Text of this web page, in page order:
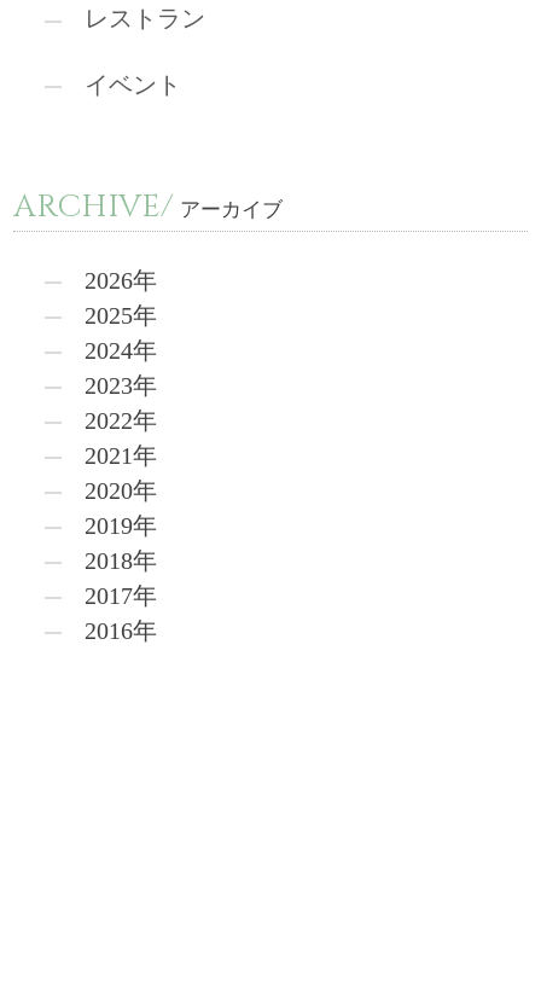
レストラン
イベント
ARCHIVE/ アーカイブ
2026年
2025年
2024年
2023年
2022年
2021年
2020年
2019年
2018年
2017年
2016年